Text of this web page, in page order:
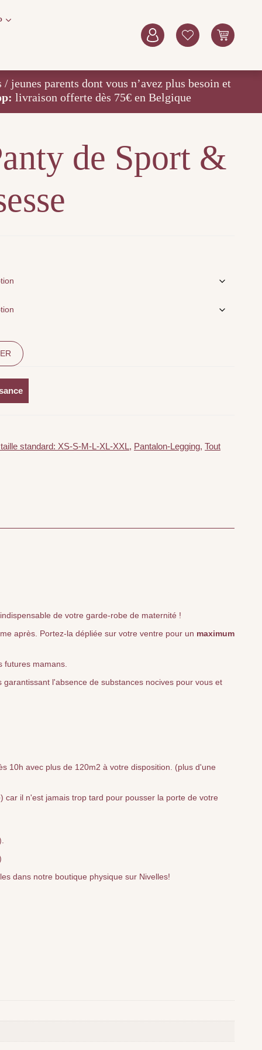
parents dont vous n’avez plus besoin et
livraison offerte dès 75€ en Belgique
de Sport &
standard: XS-S-M-L-XL-XXL, Pantalon-Legging, Tout
indispensable de votre garde-robe de maternité !
après. Portez-la dépliée sur votre ventre pour un maximum
futures mamans.
garantissant l'absence de substances nocives pour vous et
10h avec plus de 120m2 à votre disposition. (plus d'une
il n'est jamais trop tard pour pousser la porte de votre
dans notre boutique physique sur Nivelles!